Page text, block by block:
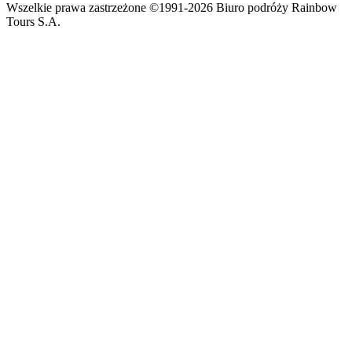
Wszelkie prawa zastrzeżone ©1991-2026 Biuro podróży Rainbow
Tours S.A.